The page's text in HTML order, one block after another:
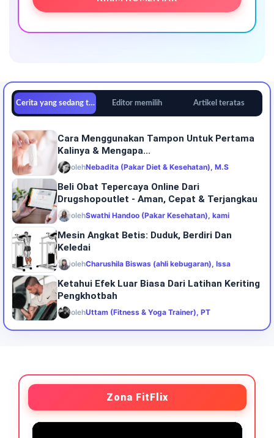
Cerita yang sedang tren Editor memilih Artikel teratas
Cara Menggunakan Tampon Untuk Pertama
Kalinya & Mengapa...
olehNebadita (Pakar Diet & Kesehatan), M.S
Beli Obat Tepercaya Online Dari
Drugshopoutlet - Aman, Cepat & Terjangkau
olehSwathi Handoo (Pakar Kesehatan), kami
Mesin Angkat Betis: Duduk, Berdiri Dan
Keledai
olehCharushila Biswas (ahli kebugaran), Issa
Ketahui Efek Luar Biasa Dari Latihan Keriting
Pengkhotbah
olehUttam (Fitness & Yoga Trainer), PT
Zona FitFlix